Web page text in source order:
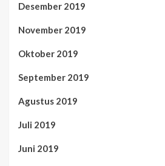
Desember 2019
November 2019
Oktober 2019
September 2019
Agustus 2019
Juli 2019
Juni 2019